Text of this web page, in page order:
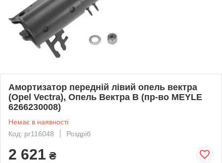
Амортизатор передній лівий опель вектра
(Opel Vectra), Опель Вектра B (пр-во MEYLE
6266230008)
Немає в наявності
Код: pr116048
Роздріб
2 621 ₴